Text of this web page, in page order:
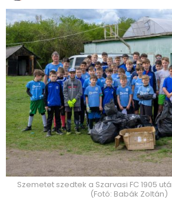
Szemetet szedtek a Szarvasi FC 1905
(Fotó: Babák Zoltán)